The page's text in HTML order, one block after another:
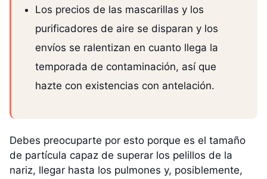
Los precios de las mascarillas y los
purificadores de aire se disparan y los
envíos se ralentizan en cuanto llega la
temporada de contaminación, así que
hazte con existencias con antelación.
Debes preocuparte por esto porque es el tamaño
de partícula capaz de superar los pelillos de la
nariz, llegar hasta los pulmones y, posiblemente,